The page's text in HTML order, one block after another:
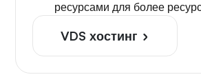
ресурсами для более
VDS хостинг